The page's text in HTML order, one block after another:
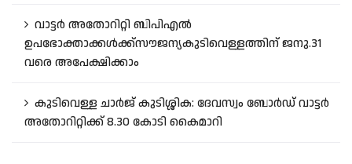
വാട്ടർ അതോറിറ്റി ബിപിഎൽ
ഉപഭോക്താക്കൾക്ക്സൗജന്യകുടിവെള്ളത്തിന് ജനു.31
വരെ അപേക്ഷിക്കാം
കുടിവെള്ള ചാർജ് കുടിശ്ശിക: ദേവസ്വം ബോർഡ് വാട്ടർ
അതോറിറ്റിക്ക് 8.30 കോടി കൈമാറി